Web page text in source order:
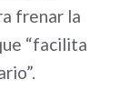
frenar la
“facilita